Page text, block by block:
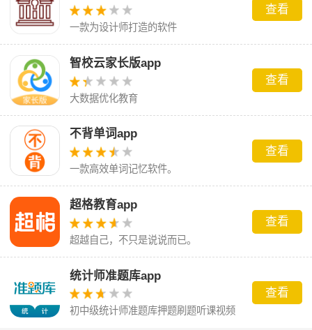
一款为设计师打造的软件
查看
智校云家长版app
大数据优化教育
查看
不背单词app
一款高效单词记忆软件。
查看
超格教育app
超越自己，不只是说说而已。
查看
统计师准题库app
初中级统计师准题库押题刷题听课视频
查看